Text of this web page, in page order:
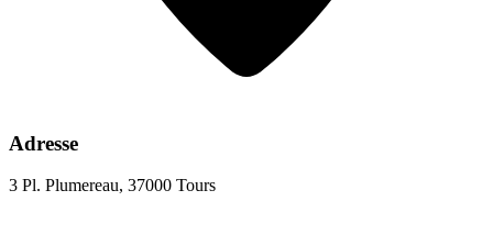
Adresse
3 Pl. Plumereau, 37000 Tours